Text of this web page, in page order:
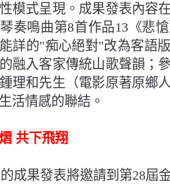
模式呈現。成果發表內容
奏鳴曲第8首作品13 《悲
詳的"痴心絕對"改為客語
融入客家傳統山歌聲韻；
理和先生（電影原著原鄉
活情感的聯結。
共下飛翔
成果發表將邀請到第28屆